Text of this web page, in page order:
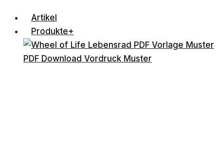
Artikel
Produkte+